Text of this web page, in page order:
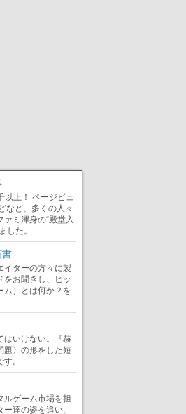
以上！ ページビュ
など。多くの人々
ミ渾身の“殿堂入
した。
イターの方々に製
をお聞きし、ヒッ
ム）とは何か？を
はいけない。『赫
題〉の形をした短
。
ルゲーム市場を担
達の姿を追い、